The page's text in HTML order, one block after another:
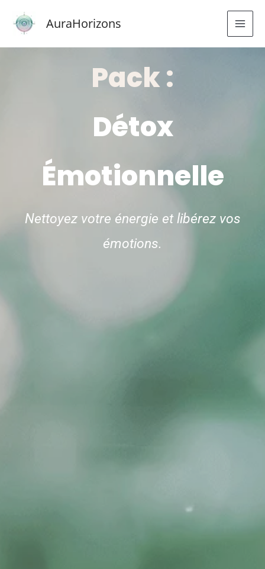
AuraHorizons
Pack :
Détox
Émotionnelle
Nettoyez votre énergie et libérez vos
émotions.